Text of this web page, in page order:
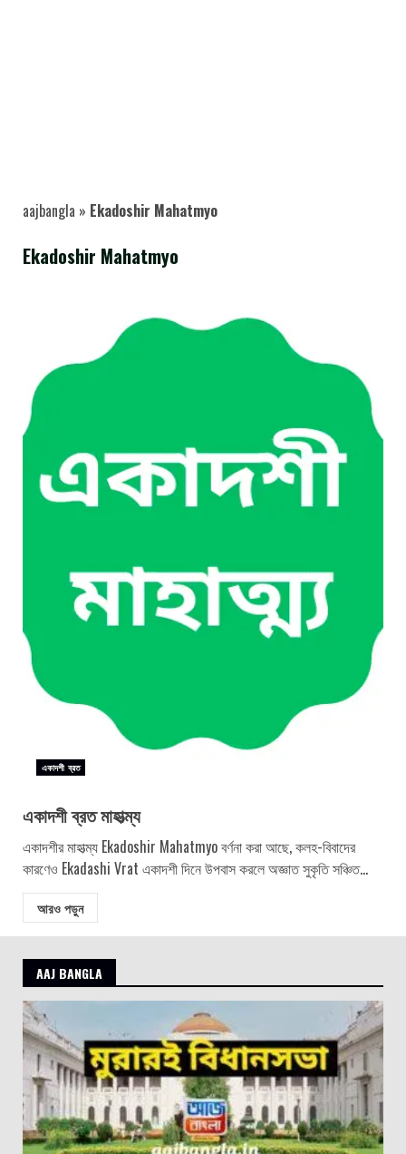
aajbangla » Ekadoshir Mahatmyo
Ekadoshir Mahatmyo
একাদশী ব্রত
একাদশী ব্রত মাহাত্ম্য
একাদশীর মাহাত্ম্য Ekadoshir Mahatmyo বর্ণনা করা আছে, কলহ-বিবাদের
কারণেও Ekadashi Vrat একাদশী দিনে উপবাস করলে অজ্ঞাত সুকৃতি সঞ্চিত...
আরও পড়ুন
AAJ BANGLA